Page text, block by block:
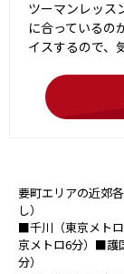
ツーマンレッス
に合っているの
イスするので、
要町エリアの近郊
し）
■千川（東京メト
京メトロ6分）■護
分）